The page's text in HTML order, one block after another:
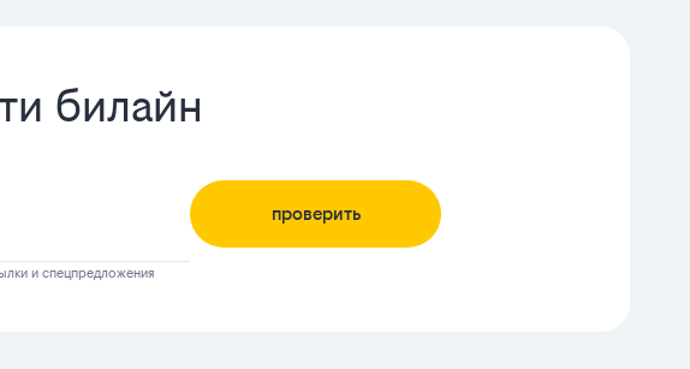
билайн
проверить
и спецпредложения